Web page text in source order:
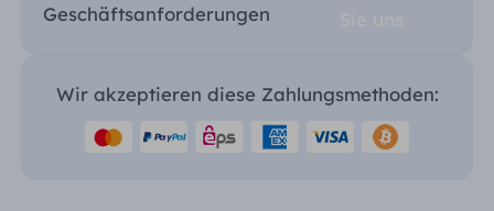
Geschäftsanforderungen
Wir akzeptieren diese Zahlungsmethoden: